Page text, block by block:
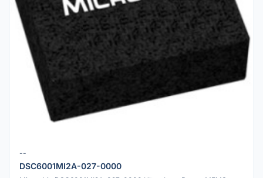
--
DSC6001MI2A-027-0000